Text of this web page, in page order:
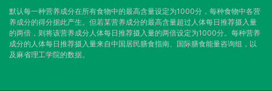
默认每一种营养成分在所有食物中的最高含量设定为1000分，每种食物中各营
养成分的得分据此产生。但若某营养成分的最高含量超过人体每日推荐摄入量
的两倍，则将该营养成分人体每日推荐摄入量的两倍设定为1000分。每种营养
成分的人体每日推荐摄入量来自中国居民膳食指南、国际膳食能量咨询组，以
及麻省理工学院的数据。